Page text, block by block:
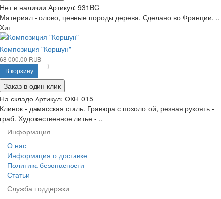
Нет в наличии Артикул: 931BC
Материал - олово, ценные породы дерева. Сделано во Франции. ..
Хит
Композиция "Коршун"
68 000.00 RUB
В корзину
Заказ в один клик
На складе Артикул: ОКН-015
Клинок - дамасская сталь. Гравюра с позолотой, резная рукоять -
граб. Художественное литье - ..
Информация
О нас
Информация о доставке
Политика безопасности
Статьи
Служба поддержки